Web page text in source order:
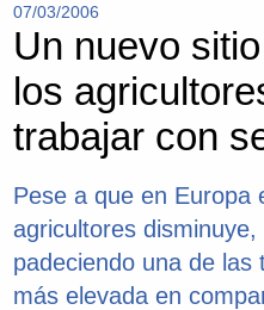
07/03/2006
Un nuevo
los
trabajar con
Pese a que en Europa
agricultores
padeciendo una de las
más elevada en